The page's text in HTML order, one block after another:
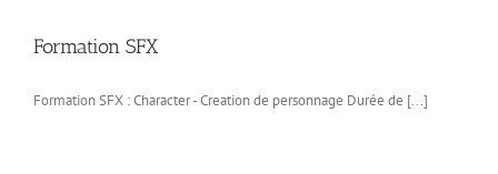
Formation SFX
Formation SFX : Character - Creation de personnage Durée de [...]